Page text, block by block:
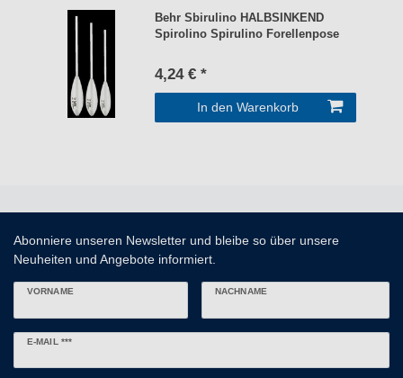
Behr Sbirulino HALBSINKEND
Spirolino Spirulino Forellenpose
4,24 € *
In den Warenkorb
Abonniere unseren Newsletter und bleibe so über unsere
Neuheiten und Angebote informiert.
VORNAME NACHNAME
E-MAIL ***
Newsletter